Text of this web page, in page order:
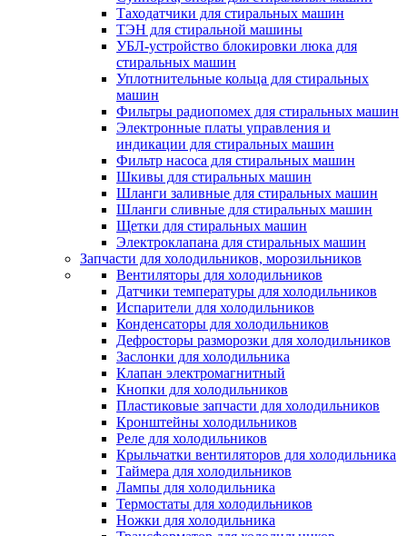
Таходатчики для стиральных машин
ТЭН для стиральной машины
УБЛ-устройство блокировки люка для
стиральных машин
Уплотнительные кольца для стиральных
машин
Фильтры радиопомех для стиральных машин
Электронные платы управления и
индикации для стиральных машин
Фильтр насоса для стиральных машин
Шкивы для стиральных машин
Шланги заливные для стиральных машин
Шланги сливные для стиральных машин
Щетки для стиральных машин
Электроклапана для стиральных машин
Запчасти для холодильников, морозильников
Вентиляторы для холодильников
Датчики температуры для холодильников
Испарители для холодильников
Конденсаторы для холодильников
Дефросторы разморозки для холодильников
Заслонки для холодильника
Клапан электромагнитный
Кнопки для холодильников
Пластиковые запчасти для холодильников
Кронштейны холодильников
Реле для холодильников
Крыльчатки вентиляторов для холодильника
Таймера для холодильников
Лампы для холодильника
Термостаты для холодильников
Ножки для холодильника